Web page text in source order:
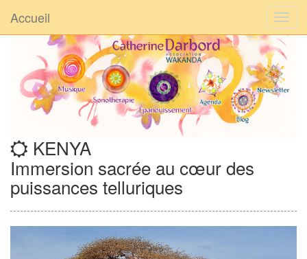
Accueil
KENYA
Immersion sacrée au cœur des
puissances telluriques